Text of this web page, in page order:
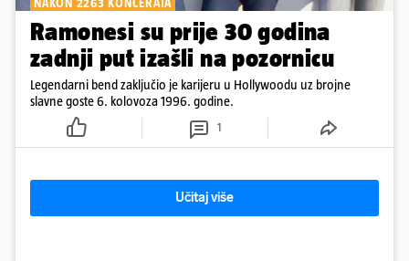
Ramonesi su prije 30 godina
zadnji put izašli na pozornicu
Legendarni bend zaključio je karijeru u Hollywoodu uz brojne
slavne goste 6. kolovoza 1996. godine.
1
Učitaj više